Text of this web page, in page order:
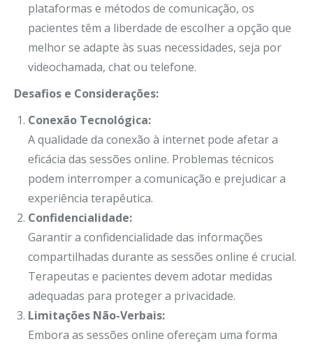
plataformas e métodos de comunicação, os
pacientes têm a liberdade de escolher a opção que
melhor se adapte às suas necessidades, seja por
videochamada, chat ou telefone.
Desafios e Considerações:
Conexão Tecnológica:
A qualidade da conexão à internet pode afetar a
eficácia das sessões online. Problemas técnicos
podem interromper a comunicação e prejudicar a
experiência terapêutica.
Confidencialidade:
Garantir a confidencialidade das informações
compartilhadas durante as sessões online é crucial.
Terapeutas e pacientes devem adotar medidas
adequadas para proteger a privacidade.
Limitações Não-Verbais:
Embora as sessões online ofereçam uma forma